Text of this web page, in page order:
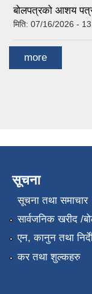
बोलपत्रको आशय
मिति: 07/16/2026 -
more
सूचना
सूचना तथा समाचार
सार्वजनिक खरीद /
एन, कानुन तथा
कर तथा शुल्कहरु